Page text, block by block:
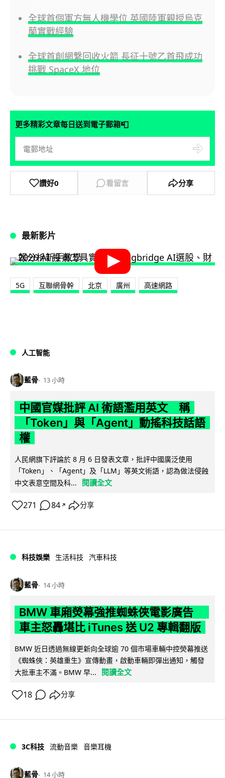
全球首個軍方無人機學位 英國陸軍親授烏克
蘭實戰經驗
全球首創網繫回收火箭 長征十號乙首飛成功
挑戰 SpaceX 地位
更多精彩文章每日送到電子郵箱📮
讚好0 看留言 分享
最新影片
5G 互聯網骨幹 北京 廣州 高速網路
人工智能
藍骨 13 小時
中國官媒批評 AI 術語濫用英文 稱
「Token」與「Agent」動搖科技話語
權
人民網旗下評論於 8 月 6 日發表文章，批評中國廣泛使用
「Token」、「Agent」及「LLM」等英文術語，認為做法侵蝕
中文表意空間及科...
閱讀全文
271 84 ↗ 分享
科技娛樂 生活科技 汽車科技
藍骨 14 小時
BMW 車廂熒幕強推蜘蛛俠電影廣告
車主怒轟堪比 iTunes 送 U2 專輯翻版
BMW 近日透過無線更新向全球逾 70 個市場車輛中控熒幕推送
《蜘蛛俠：英雄重生》宣傳動畫，啟動車輛即彈出通知，觸發
大批車主不滿。BMW 早...
閱讀全文
18 分享
3C科技 流動音樂 音樂耳機
藍骨 14 小時